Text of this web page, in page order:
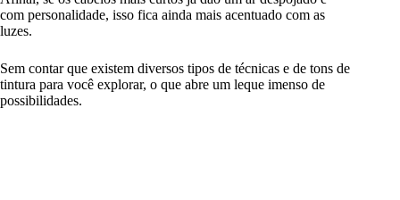
com personalidade, isso fica ainda mais acentuado com as
luzes.
Sem contar que existem diversos tipos de técnicas e de tons de
tintura para você explorar, o que abre um leque imenso de
possibilidades.